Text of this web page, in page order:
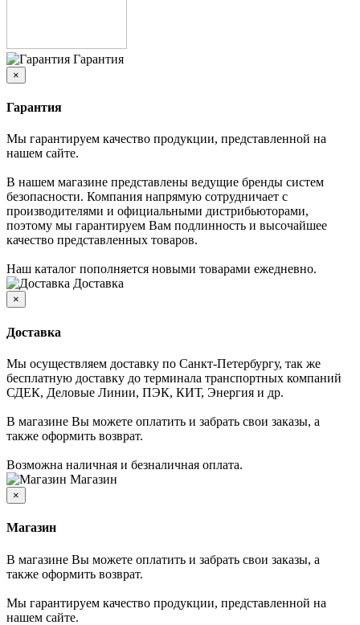
Гарантия
×
Гарантия
Мы гарантируем качество продукции, представленной на
нашем сайте.
В нашем магазине представлены ведущие бренды систем
безопасности. Компания напрямую сотрудничает с
производителями и официальными дистрибьюторами,
поэтому мы гарантируем Вам подлинность и высочайшее
качество представленных товаров.
Наш каталог пополняется новыми товарами ежедневно.
Доставка
×
Доставка
Мы осуществляем доставку по Санкт-Петербургу, так же
бесплатную доставку до терминала транспортных компаний
СДЕК, Деловые Линии, ПЭК, КИТ, Энергия и др.
В магазине Вы можете оплатить и забрать свои заказы, а
также оформить возврат.
Возможна наличная и безналичная оплата.
Магазин
×
Магазин
В магазине Вы можете оплатить и забрать свои заказы, а
также оформить возврат.
Мы гарантируем качество продукции, представленной на
нашем сайте.